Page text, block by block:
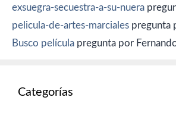
exsuegra-secuestra-a-su-nuera
pelicula-de-artes-marciales pregunta
Busco película pregunta por
Categorías